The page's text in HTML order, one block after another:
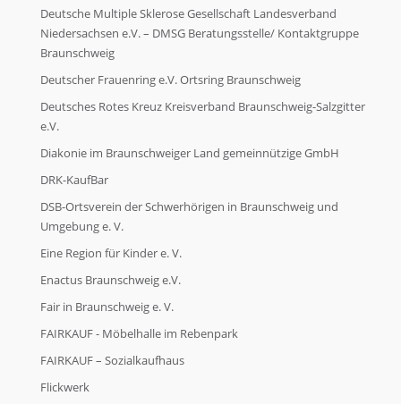
Deutsche Multiple Sklerose Gesellschaft Landesverband
Niedersachsen e.V. – DMSG Beratungsstelle/ Kontaktgruppe
Braunschweig
Deutscher Frauenring e.V. Ortsring Braunschweig
Deutsches Rotes Kreuz Kreisverband Braunschweig-Salzgitter
e.V.
Diakonie im Braunschweiger Land gemeinnützige GmbH
DRK-KaufBar
DSB-Ortsverein der Schwerhörigen in Braunschweig und
Umgebung e. V.
Eine Region für Kinder e. V.
Enactus Braunschweig e.V.
Fair in Braunschweig e. V.
FAIRKAUF - Möbelhalle im Rebenpark
FAIRKAUF – Sozialkaufhaus
Flickwerk